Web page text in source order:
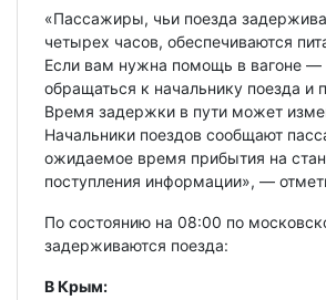
«Пассажиры, чьи поезда
четырех часов, обеспечиваются
Если вам нужна помощь в вагоне —
обращаться к начальнику поезда и
Время задержки в пути может
Начальники поездов сообщают
ожидаемое время прибытия на
поступления информации», —
По состоянию на 08:00 по
задерживаются поезда:
В Крым: